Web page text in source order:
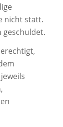
nicht statt.
geschuldet.